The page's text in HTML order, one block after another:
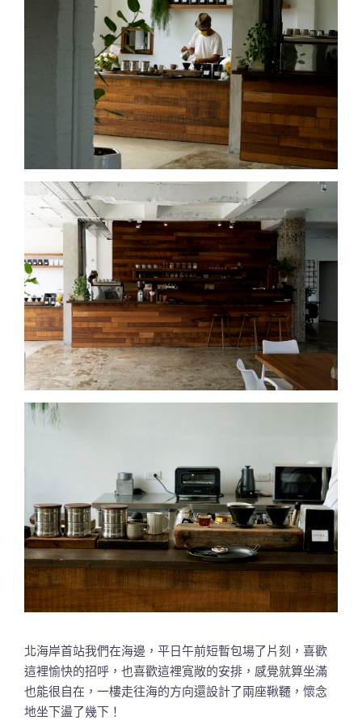
北海岸首站我們在海邊，平日午前短暫包場了片刻，喜歡
這裡愉快的招呼，也喜歡這裡寬敞的安排，感覺就算坐滿
也能很自在，一樓走往海的方向還設計了兩座鞦韆，懷念
地坐下盪了幾下！